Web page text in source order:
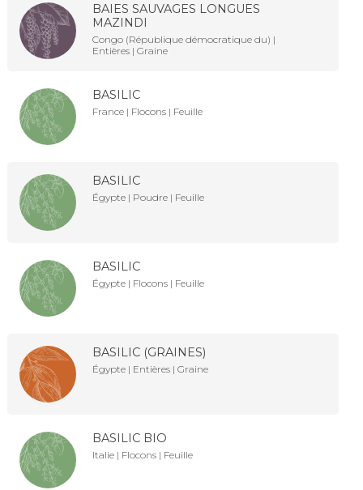
BAIES SAUVAGES LONGUES
MAZINDI
Congo (République démocratique du) |
Entières | Graine
BASILIC
France | Flocons | Feuille
BASILIC
Égypte | Poudre | Feuille
BASILIC
Égypte | Flocons | Feuille
BASILIC (GRAINES)
Égypte | Entières | Graine
BASILIC BIO
Italie | Flocons | Feuille